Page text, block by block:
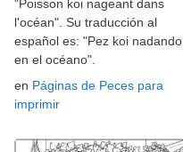
"Poisson koi nageant dans
l'océan". Su traducción al
español es: "Pez koi nadando
en el océano".
en Páginas de Peces para
imprimir